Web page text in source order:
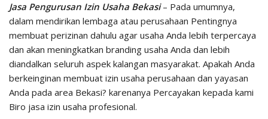
Jasa Pengurusan Izin Usaha Bekasi– Pada umumnya,
dalam mendirikan lembaga atau perusahaan Pentingnya
membuat perizinan dahulu agar usaha Anda lebih terpercaya
dan akan meningkatkan branding usaha Anda dan lebih
diandalkan seluruh aspek kalangan masyarakat. Apakah Anda
berkeinginan membuat izin usaha perusahaan dan yayasan
Anda pada area Bekasi? karenanya Percayakan kepada kami
Biro jasa izin usaha profesional.